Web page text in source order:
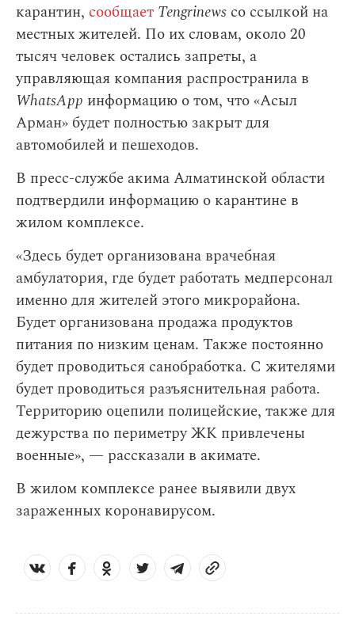
карантин, сообщает Tengrinews со ссылкой на
местных жителей. По их словам, около 20
тысяч человек остались запреты, а
управляющая компания распространила в
WhatsApp информацию о том, что «Асыл
Арман» будет полностью закрыт для
автомобилей и пешеходов.
В пресс-службе акима Алматинской области
подтвердили информацию о карантине в
жилом комплексе.
«Здесь будет организована врачебная
амбулатория, где будет работать медперсонал
именно для жителей этого микрорайона.
Будет организована продажа продуктов
питания по низким ценам. Также постоянно
будет проводиться санобработка. С жителями
будет проводиться разъяснительная работа.
Территорию оцепили полицейские, также для
дежурства по периметру ЖК привлечены
военные», — рассказали в акимате.
В жилом комплексе ранее выявили двух
зараженных коронавирусом.